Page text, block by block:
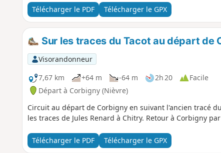
Télécharger le PDF Télécharger le GPX
Sur les traces du Tacot au départ de
Visorandonneur
7,67 km
+64 m -64 m 2h 20
Facile
Départ à Corbigny (Nièvre)
Circuit au départ de Corbigny en suivant l'ancien tracé
les traces de Jules Renard à Chitry. Retour à Corbigny
Télécharger le PDF Télécharger le GPX